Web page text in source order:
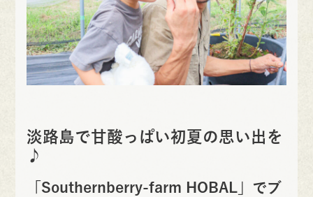
淡路島で甘酸っぱい初夏の思い出を
♪
「Southernberry-farm HOBAL」でブ